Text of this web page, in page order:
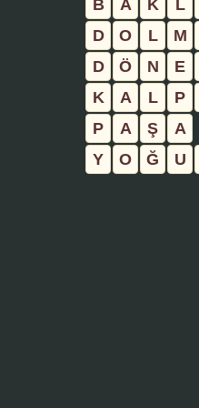
B
A K L
D
O L M
D
Ö N E
K
A L P
P
A Ş
A
Y
O Ğ U